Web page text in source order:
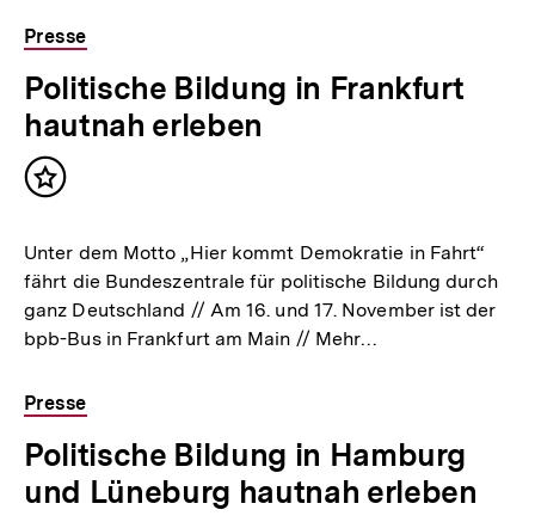
Presse
Politische Bildung in Frankfurt
hautnah erleben
Inhalt
Unter dem Motto „Hier kommt Demokratie in Fahrt“
fährt die Bundeszentrale für politische Bildung durch
ganz Deutschland // Am 16. und 17. November ist der
bpb-Bus in Frankfurt am Main // Mehr…
Presse
Politische Bildung in Hamburg
und Lüneburg hautnah erleben